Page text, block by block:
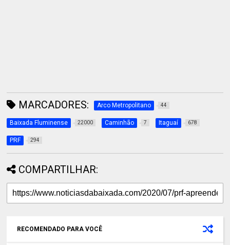
MARCADORES: Arco Metropolitano 44
Baixada Fluminense 22000 Caminhão 7 Itaguaí 678
PRF 294
COMPARTILHAR:
RECOMENDADO PARA VOCÊ